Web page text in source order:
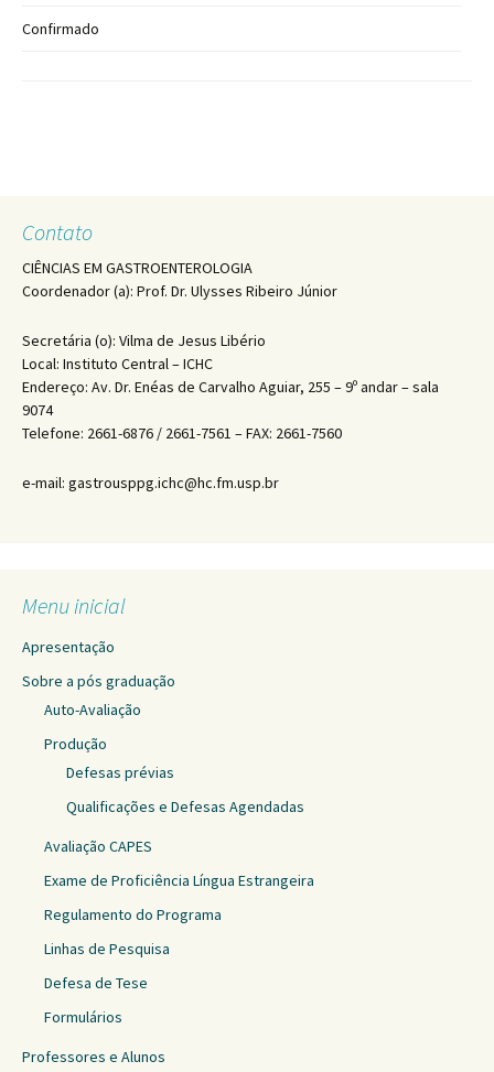
Confirmado
Contato
CIÊNCIAS EM GASTROENTEROLOGIA
Coordenador (a): Prof. Dr. Ulysses Ribeiro Júnior
Secretária (o): Vilma de Jesus Libério
Local: Instituto Central – ICHC
Endereço: Av. Dr. Enéas de Carvalho Aguiar, 255 – 9º andar – sala
9074
Telefone: 2661-6876 / 2661-7561 – FAX: 2661-7560
e-mail: gastrousppg.ichc@hc.fm.usp.br
Menu inicial
Apresentação
Sobre a pós graduação
Auto-Avaliação
Produção
Defesas prévias
Qualificações e Defesas Agendadas
Avaliação CAPES
Exame de Proficiência Língua Estrangeira
Regulamento do Programa
Linhas de Pesquisa
Defesa de Tese
Formulários
Professores e Alunos